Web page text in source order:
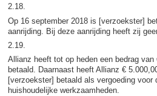
2.18.
Op 16 september 2018 is [verzoekster]
aanrijding. Bij deze aanrijding heeft zij
2.19.
Allianz heeft tot op heden een bedrag
betaald. Daarnaast heeft Allianz €
[verzoekster] betaald als vergoeding voor
huishoudelijke werkzaamheden.